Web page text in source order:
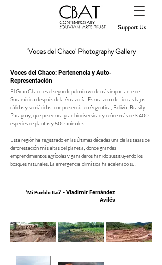
Support Us
'Voces del Chaco' Photography Gallery
Voces del Chaco: Pertenencia y Auto-
Representación
El Gran Chaco es el segundo pulmón verde más importante de
Sudamérica después de la Amazonía. Es una zona de tierras bajas
cálidas y semiáridas, con presencia en Argentina, Bolivia, Brasil y
Paraguay, que posee una gran biodiversidad y reúne más de 3.400
especies de plantas y 500 animales.
Esta región ha registrado en las últimas décadas una de las tasas de
deforestación más altas del planeta, donde grandes
emprendimientos agrícolas y ganaderos han ido sustituyendo los
bosques naturales. La emergencia climática ha acelerado su
Se estima que en el Gran Chaco habitan alrededor de 9 millones de
personas, siendo un importante porcentaje de comunidades
más afectadas de diversas maneras por el impacto del colonialismo y
el extractivismo, llevando a la deforestación, desposesión de tierras
y transformación de prácticas culturales. Es así que, los ayoreo
forzado guardián contra la deforestación del Gran Chaco.
'Mi Pueblo Itaú' - Vladimir Fernández
Avilés